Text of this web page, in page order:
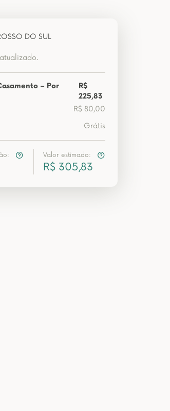
DO SUL
– Por
R$
225,83
R$ 80,00
Grátis
Valor estimado:
R$ 305,83